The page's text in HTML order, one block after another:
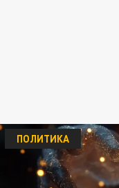
ПОЛИТИКА